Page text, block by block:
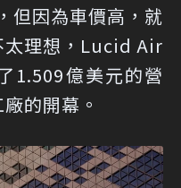
但因為車價高，就
太理想，Lucid Air
1.509億美元的營
的開幕。